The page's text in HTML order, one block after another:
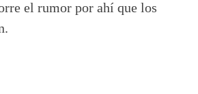
el rumor por ahí que los